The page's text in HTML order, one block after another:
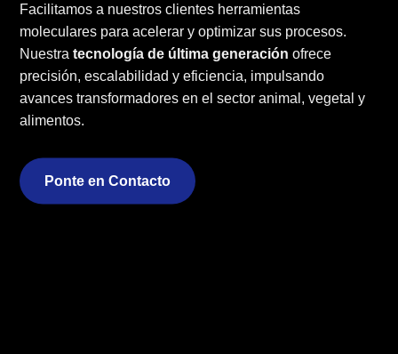
Facilitamos a nuestros clientes herramientas
moleculares para acelerar y optimizar sus procesos.
Nuestratecnología de última generación ofrece
precisión, escalabilidad y eficiencia, impulsando
avances transformadores en el sector animal, vegetal y
alimentos.
Ponte en Contacto